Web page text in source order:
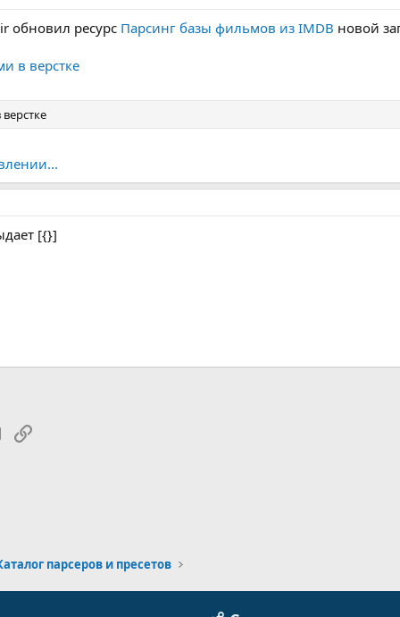
обновил ресурс Парсинг базы фильмов из IMDB новой
в верстке
[{}]
Электронная почта
Ссылка
парсеров и пресетов